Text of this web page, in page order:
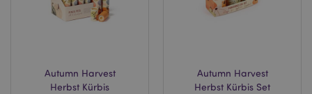
Autumn Harvest
Herbst Kürbis
Autumn Harvest
Herbst Kürbis Set